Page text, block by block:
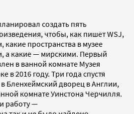
создать пять
чтобы, как пишет WSJ,
какие пространства в музее
а какие — мирскими. Первый
в ванной комнате Музея
в 2016 году. Три года спустя
Бленхеймский дворец в Англии,
комнате Уинстона Черчилля.
работу —